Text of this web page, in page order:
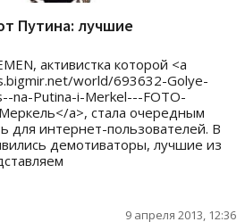
Путина: лучшие
активистка которой <a
world/693632-Golye-
na-Putina-i-Merkel---FOTO-
a>, стала очередным
для интернет-пользователей. В
демотиваторы, лучшие из
9 апреля 2013, 12:36